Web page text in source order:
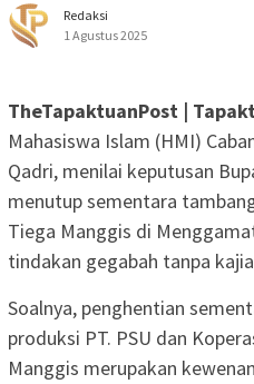
Redaksi
1 Agustus 2025
TheTapaktuanPost |
Mahasiswa Islam (HMI)
Qadri, menilai keputusan
menutup sementara
Tiega Manggis di
tindakan gegabah tanpa
Soalnya, penghentian
produksi PT. PSU dan
Manggis merupakan